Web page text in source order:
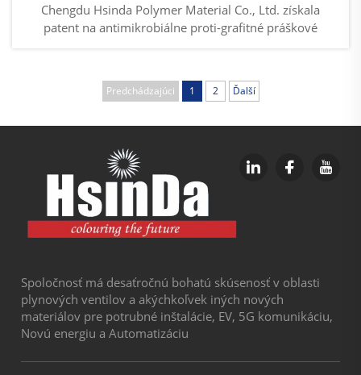
Chengdu Hsinda Polymer Material Co., Ltd. získala
patent na antimikrobiálne proti-grafitné práškové
úspešný vývoj inovatívneho antimikrobiálneho proti-
grafitného práškového náteru...
Predchádzajúci 1 2 Ďalší
Spoločnosť má desaťročnú bohatú skúsenosť v oblasti
plynových ventilov a akýchkoľvek iných nových
materiálov pre potrubné inštalácie, EV, 5G komunikáciu,
Novú energiu a Automatizáciu